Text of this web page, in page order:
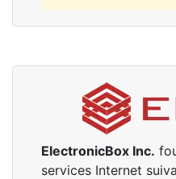
ElectronicBox Inc.
services Internet